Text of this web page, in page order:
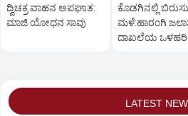
ದ್ವಿಚಕ್ರ ವಾಹನ ಅಪಘಾತ:
ಮಾಜಿ ಯೋಧನ ಸಾವು
ಕೊಡಗಿನಲ್ಲಿ
ಮಳೆ:ಹಾರಂಗಿ
ದಾಖಲೆಯ
LATEST